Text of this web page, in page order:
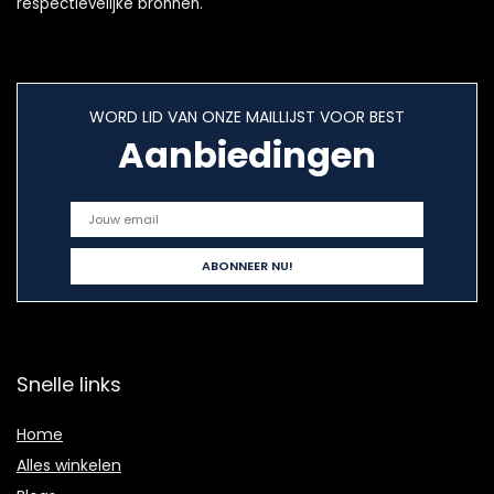
WORD LID VAN ONZE MAILLIJST VOOR BEST
Aanbiedingen
Snelle links
Home
Alles winkelen